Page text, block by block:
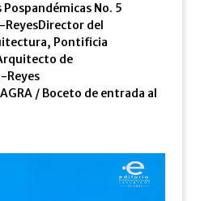
No. 5
del
Pontificia
de
Reyes
/ Boceto de entrada al